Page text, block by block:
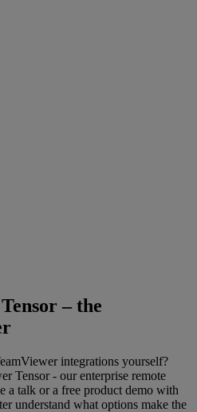
– the
integrations yourself?
Tensor - our enterprise remote
a talk or a free product demo with
understand what options make the